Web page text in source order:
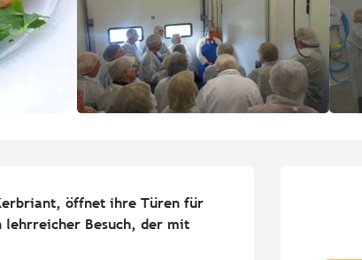
öffnet ihre Türen für
lehrreicher Besuch, der mit